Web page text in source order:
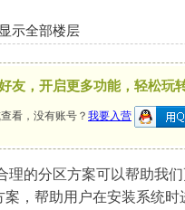
显示全部楼层
友，开启更多功能，轻松玩
看，没有账号？ 我要入营
理的分区方案可以帮助我
，帮助用户在安装系统